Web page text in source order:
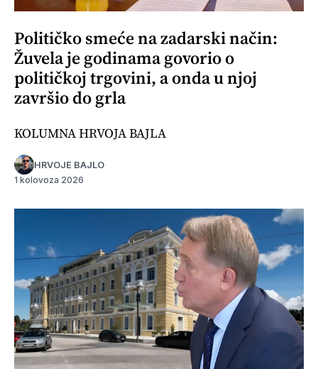
Političko smeće na zadarski način:
Žuvela je godinama govorio o
političkoj trgovini, a onda u njoj
završio do grla
KOLUMNA HRVOJA BAJLA
HRVOJE BAJLO
1 kolovoza 2026